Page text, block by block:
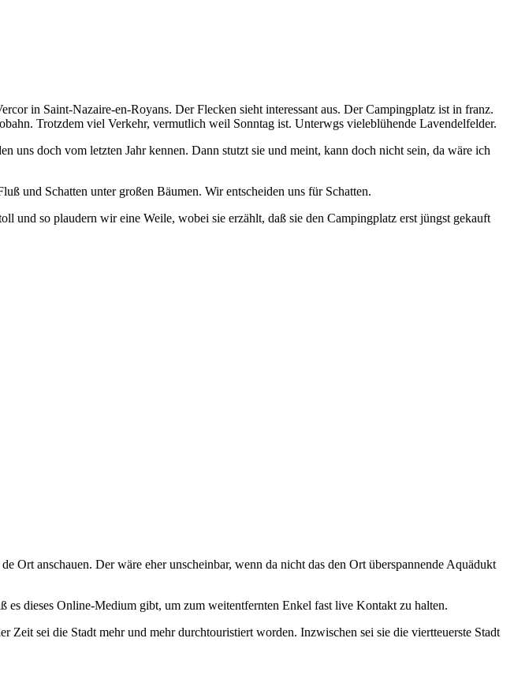
in Saint-Nazaire-en-Royans. Der Flecken sieht interessant aus. Der Campingplatz ist in franz.
Trotzdem viel Verkehr, vermutlich weil Sonntag ist. Unterwgs vieleblühende Lavendelfelder.
uns doch vom letzten Jahr kennen. Dann stutzt sie und meint, kann doch nicht sein, da wäre ich
und Schatten unter großen Bäumen. Wir entscheiden uns für Schatten.
und so plaudern wir eine Weile, wobei sie erzählt, daß sie den Campingplatz erst jüngst gekauft
Ort anschauen. Der wäre eher unscheinbar, wenn da nicht das den Ort überspannende Aquädukt
dieses Online-Medium gibt, um zum weitentfernten Enkel fast live Kontakt zu halten.
sei die Stadt mehr und mehr durchtouristiert worden. Inzwischen sei sie die viertteuerste Stadt